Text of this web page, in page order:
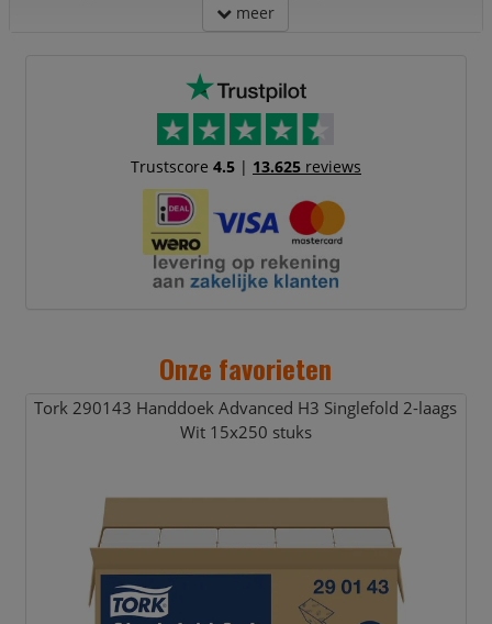
meer
Trustscore 4.5| 13.625reviews
Onze favorieten
Tork 290143 Handdoek Advanced H3 Singlefold 2-laags
Wit 15x250 stuks